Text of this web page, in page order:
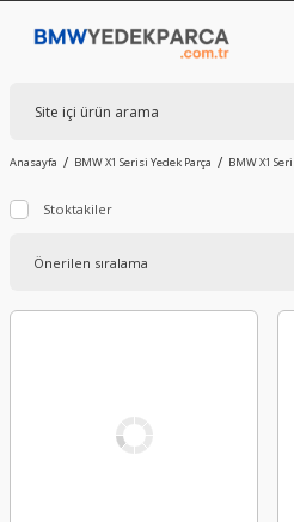
Anasayfa BMW X1 Serisi Yedek Parça BMW X1
Stoktakiler